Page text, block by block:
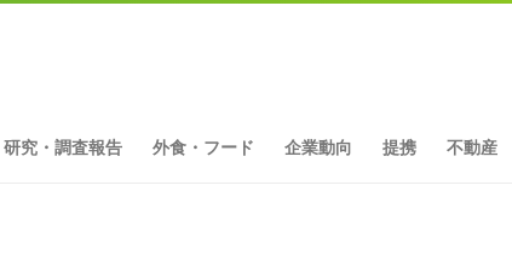
研究・調査報告 外食・フード 企業動向 提携 不動産